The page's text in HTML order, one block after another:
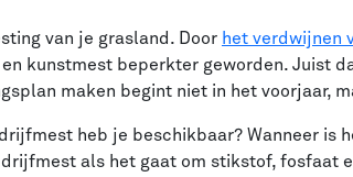
van je grasland. Door het verdwijnen
kunstmest beperkter geworden. Juist
maken begint niet in het voorjaar,
heb je beschikbaar? Wanneer is
als het gaat om stikstof, fosfaat